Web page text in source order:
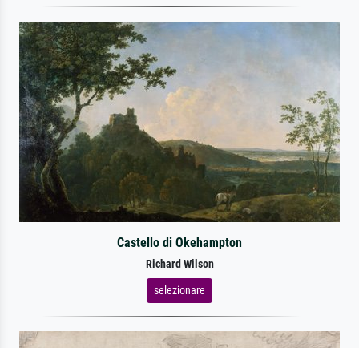
Castello di Okehampton
Richard Wilson
selezionare